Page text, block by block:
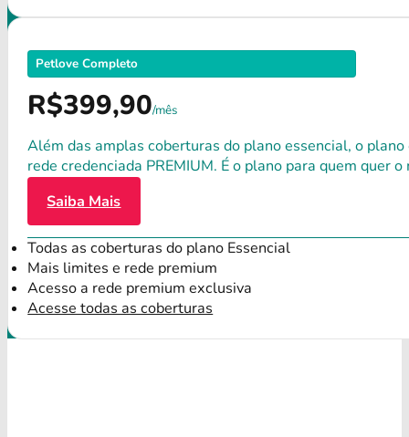
Petlove Completo
R$399,90/mês
Além das amplas coberturas do plano essencial, o
rede credenciada PREMIUM. É o plano para quem quer
Saiba Mais
Todas as coberturas do plano Essencial
Mais limites e rede premium
Acesso a rede premium exclusiva
Acesse todas as coberturas